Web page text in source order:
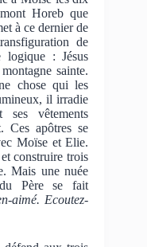
Horeb que
à ce dernier de
de
logique : Jésus
sainte.
chose qui les
il irradie
vêtements
Ces apôtres se
Moïse et Elie.
construire trois
Mais une nuée
Père se fait
aimé. Ecoutez-